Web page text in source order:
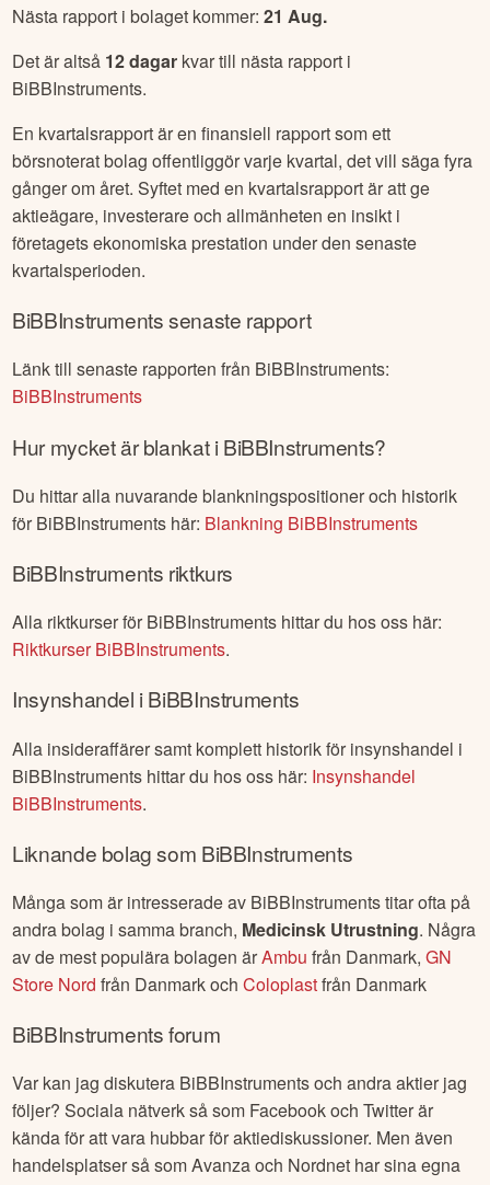
Nästa rapport i bolaget kommer:21 Aug.
Det är altså 12dagar kvar till nästa rapport i
BiBBInstruments.
En kvartalsrapport är en finansiell rapport som ett
börsnoterat bolag offentliggör varje kvartal, det vill säga fyra
gånger om året. Syftet med en kvartalsrapport är att ge
aktieägare, investerare och allmänheten en insikt i
företagets ekonomiska prestation under den senaste
kvartalsperioden.
BiBBInstrumentssenaste rapport
Länk till senaste rapporten från BiBBInstruments:
BiBBInstruments
Hur mycket är blankat iBiBBInstruments?
Du hittar alla nuvarande blankningspositioner och historik
för BiBBInstruments här: Blankning BiBBInstruments
BiBBInstruments riktkurs
Alla riktkurser för BiBBInstruments hittar du hos oss här:
RiktkurserBiBBInstruments.
Insynshandel iBiBBInstruments
Alla insideraffärer samt komplett historik för insynshandel i
BiBBInstruments hittar du hos oss här: Insynshandel
BiBBInstruments.
Liknande bolag som BiBBInstruments
Många som är intresserade av BiBBInstrumentstitar ofta på
andra bolag i samma branch, Medicinsk Utrustning. Några
av de mest populära bolagen ärAmbu från Danmark,GN
Store Nord från DanmarkochColoplastfrån Danmark
BiBBInstrumentsforum
Var kan jag diskutera BiBBInstrumentsoch andra aktier jag
följer? Sociala nätverk så som Facebook och Twitter är
kända för att vara hubbar för aktiediskussioner. Men även
handelsplatser så som Avanza och Nordnet har sina egna